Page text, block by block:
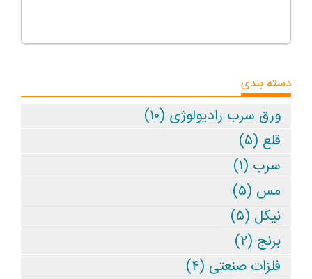
دسته بندی
ورق سرب راديولوژی (۱۰)
قلع (۵)
سرب (۱)
مس (۵)
نیکل (۵)
برنج (۲)
فلزات صنعتی (۴)